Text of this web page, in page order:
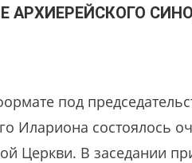
АРХИЕРЕЙСКОГО
под
Илариона состоялось
Церкви. В заседании